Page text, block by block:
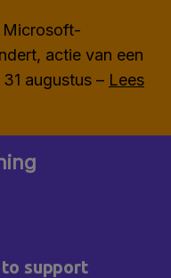
actie van een
augustus – Lees
to support